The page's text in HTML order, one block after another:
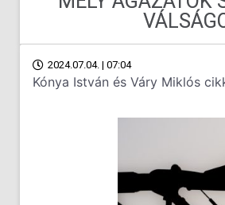
2024.07.04. | 07:04
Kónya István és Váry Miklós